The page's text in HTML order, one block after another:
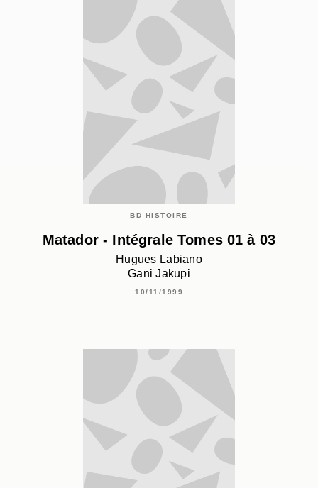
BD HISTOIRE
Matador - Intégrale Tomes 01 à 03
Hugues Labiano
Gani Jakupi
10/11/1999